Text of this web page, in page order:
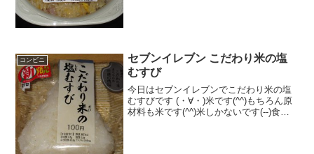
コンビニ
セブンイレブン こだわり米の塩
むすび
今日はセブンイレブンでこだわり米の塩
むすびです (・∀・)米です(^^)もちろん原
材料も米です(^^)米しかないです(--)食べ